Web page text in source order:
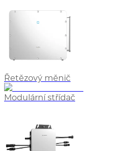
Řetězový měnič
Modulární střídač